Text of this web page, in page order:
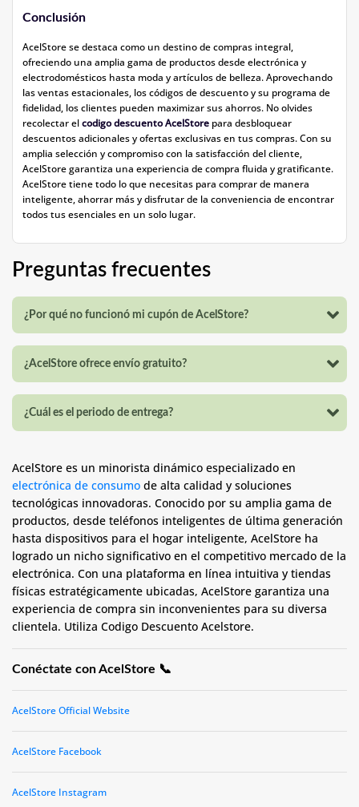
Conclusión
AcelStore se destaca como un destino de compras integral,
ofreciendo una amplia gama de productos desde electrónica y
electrodomésticos hasta moda y artículos de belleza. Aprovechando
las ventas estacionales, los códigos de descuento y su programa de
fidelidad, los clientes pueden maximizar sus ahorros. No olvides
recolectar elcodigo descuento AcelStore para desbloquear
descuentos adicionales y ofertas exclusivas en tus compras. Con su
amplia selección y compromiso con la satisfacción del cliente,
AcelStore garantiza una experiencia de compra fluida y gratificante.
AcelStore tiene todo lo que necesitas para comprar de manera
inteligente, ahorrar más y disfrutar de la conveniencia de encontrar
todos tus esenciales en un solo lugar.
Preguntas frecuentes
¿Por qué no funcionó mi cupón de AcelStore?
¿AcelStore ofrece envío gratuito?
¿Cuál es el periodo de entrega?
AcelStore es un minorista dinámico especializado en
electrónica de consumo de alta calidad y soluciones
tecnológicas innovadoras. Conocido por su amplia gama de
productos, desde teléfonos inteligentes de última generación
hasta dispositivos para el hogar inteligente, AcelStore ha
logrado un nicho significativo en el competitivo mercado de la
electrónica. Con una plataforma en línea intuitiva y tiendas
físicas estratégicamente ubicadas, AcelStore garantiza una
experiencia de compra sin inconvenientes para su diversa
clientela. Utiliza Codigo Descuento Acelstore.
Conéctate con AcelStore 📞
AcelStore Official Website
AcelStore Facebook
AcelStore Instagram